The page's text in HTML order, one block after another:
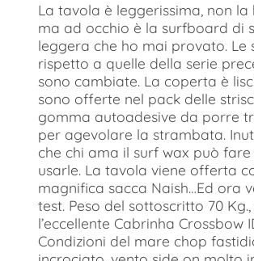
La tavola è leggerissima, non la
ma ad occhio è la surfboard di
leggera che ho mai provato. Le
rispetto a quelle della serie
sono cambiate. La coperta è
sono offerte nel pack delle
gomma autoadesive da porre
per agevolare la strambata.
che chi ama il surf wax può
usarle. La tavola viene offerta
magnifica sacca Naish…Ed ora
test. Peso del sottoscritto 70 Kg.,
l’eccellente Cabrinha Crossbow
Condizioni del mare chop